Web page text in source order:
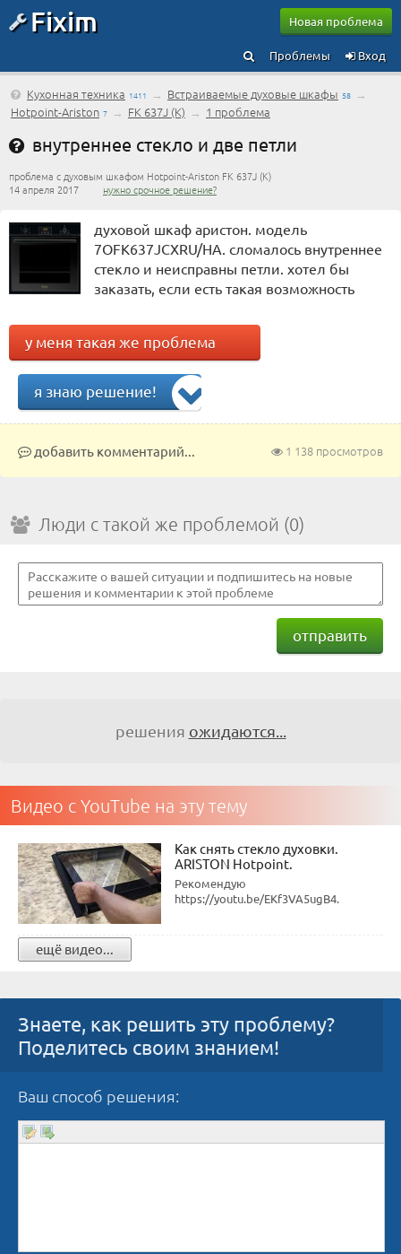
Fixim Новая проблема
Вход
Проблемы
Кухонная техника 1411 → Встраиваемые духовые шкафы 58 →
Hotpoint-Ariston 7 → FK 637J (K) → 1 проблема
внутреннее стекло и две петли
проблема с духовым шкафом Hotpoint-Ariston FK 637J (K)
14 апреля 2017 нужно срочное решение?
духовой шкаф аристон. модель
7OFK637JCXRU/HA. сломалось внутреннее
стекло и неисправны петли. хотел бы
заказать, если есть такая возможность
у меня такая же проблема
я знаю решение!
1 138 просмотров
добавить комментарий...
Люди с такой же проблемой (0)
отправить
решения ожидаются...
Видео с YouTube на эту тему
Как снять стекло духовки.
ARISTON Hotpoint.
Рекомендую
https://youtu.be/EKf3VA5ugB4.
ещё видео...
Знаете, как решить эту проблему?
Поделитесь своим знанием!
Ваш способ решения: